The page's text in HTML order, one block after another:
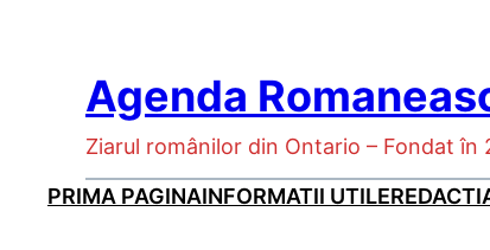
Agenda
Ziarul românilor din Ontario – Fondat în
PRIMA PAGINAINFORMATII UTILE